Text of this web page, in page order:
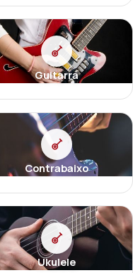
Guitarra
Contrabaixo
Ukulele